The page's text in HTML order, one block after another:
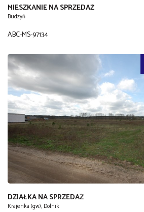
MIESZKANIE NA SPRZEDAŻ
Budzyń
ABC-MS-97134
DZIAŁKA NA SPRZEDAŻ
Krajenka (gw), Dolnik